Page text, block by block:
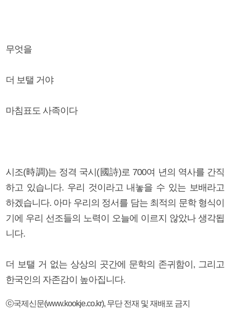
무엇을
더 보탤 거야
마침표도 사족이다
시조(時調)는 정격 국시(國詩)로 700여 년의 역사를 간직
하고 있습니다. 우리 것이라고 내놓을 수 있는 보배라고
하겠습니다. 아마 우리의 정서를 담는 최적의 문학 형식이
기에 우리 선조들의 노력이 오늘에 이르지 않았나 생각됩
니다.
더 보탤 거 없는 상상의 곳간에 문학의 존귀함이, 그리고
한국인의 자존감이 높아집니다.
ⓒ국제신문(www.kookje.co.kr), 무단 전재 및 재배포 금지